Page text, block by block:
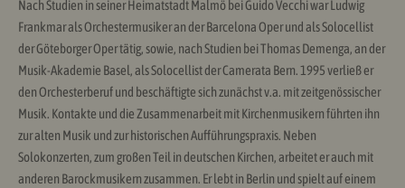
Nach Studien in seiner Heimatstadt Malmö bei Guido Vecchi war Ludwig
Frankmar als Orchestermusiker an der Barcelona Oper und als Solocellist
der Göteborger Oper tätig, sowie, nach Studien bei Thomas Demenga, an der
Musik-Akademie Basel, als Solocellist der Camerata Bern. 1995 verließ er
den Orchesterberuf und beschäftigte sich zunächst v.a. mit zeitgenössischer
Musik. Kontakte und die Zusammenarbeit mit Kirchenmusikern führten ihn
zur alten Musik und zur historischen Aufführungspraxis. Neben
Solokonzerten, zum großen Teil in deutschen Kirchen, arbeitet er auch mit
anderen Barockmusikern zusammen. Er lebt in Berlin und spielt auf einem